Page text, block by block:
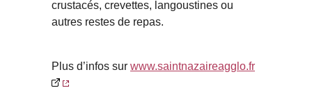
crustacés, crevettes, langoustines ou
autres restes de repas.
Plus d’infos sur www.saintnazaireagglo.fr